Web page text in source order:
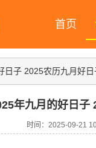
首页
日子 2025农历九月好日
年九月的好日子
时间：2025-09-21